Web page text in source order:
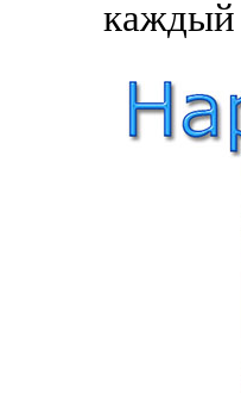
каждый